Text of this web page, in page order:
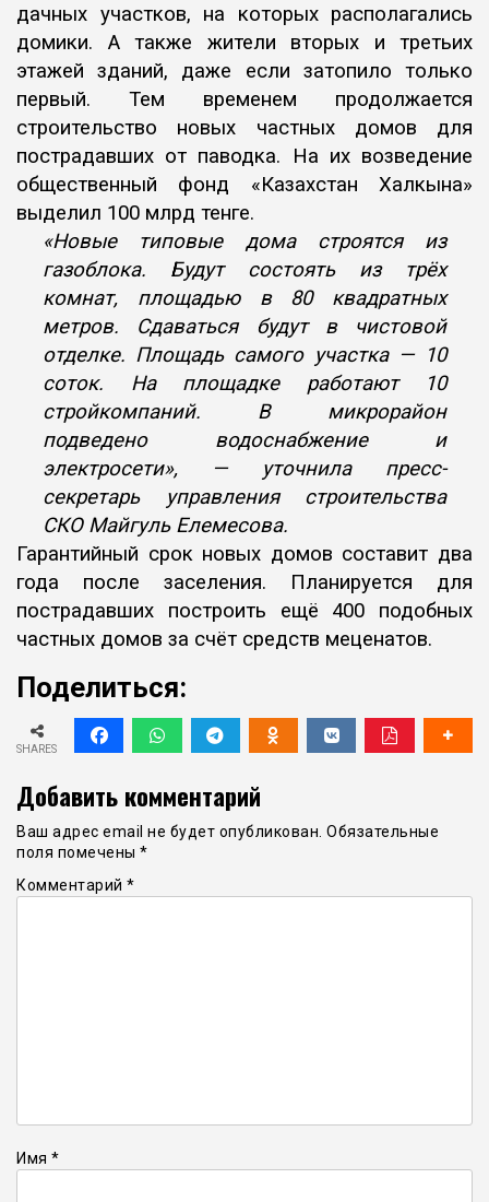
дачных участков, на которых располагались
домики. А также жители вторых и третьих
этажей зданий, даже если затопило только
первый. Тем временем продолжается
строительство новых частных домов для
пострадавших от паводка. На их возведение
общественный фонд «Казахстан Халкына»
выделил 100 млрд тенге.
«Новые типовые дома строятся из
газоблока. Будут состоять из трёх
комнат, площадью в 80 квадратных
метров. Сдаваться будут в чистовой
отделке. Площадь самого участка — 10
соток. На площадке работают 10
стройкомпаний. В микрорайон
подведено водоснабжение и
электросети», — уточнила пресс-
секретарь управления строительства
СКО Майгуль Елемесова.
Гарантийный срок новых домов составит два
года после заселения. Планируется для
пострадавших построить ещё 400 подобных
частных домов за счёт средств меценатов.
Поделиться:
SHARES
Добавить комментарий
Ваш адрес email не будет опубликован. Обязательные
поля помечены *
Комментарий *
Имя *